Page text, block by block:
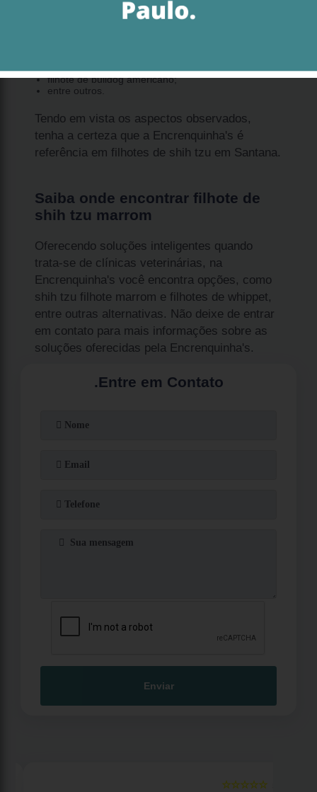
relação a clínicas veterinárias.
golden retriever branco filhote;
filhote de bulldog americano;
entre outros.
Tendo em vista os aspectos observados,
tenha a certeza que a Encrenquinha's é
referência em filhotes de shih tzu em Santana.
Saiba onde encontrar filhote de
shih tzu marrom
Oferecendo soluções inteligentes quando
trata-se de clínicas veterinárias, na
Encrenquinha's você encontra opções, como
shih tzu filhote marrom e filhotes de whippet,
entre outras alternativas. Não deixe de entrar
em contato para mais informações sobre as
soluções oferecidas pela Encrenquinha's.
.Entre em Contato
Enviar
☆☆☆☆☆